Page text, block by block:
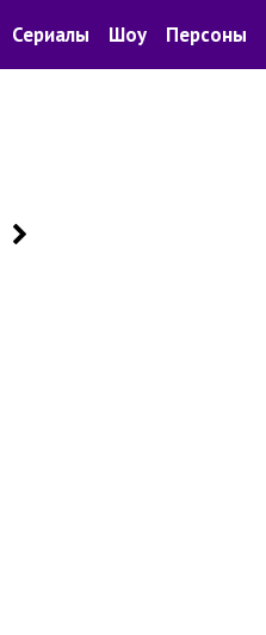
Сериалы Шоу Персоны